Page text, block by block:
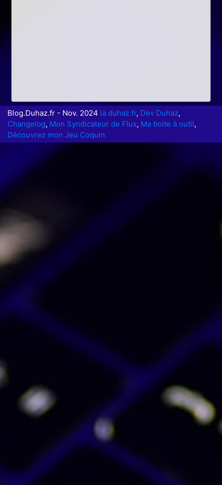
Blog.Duhaz.fr - Nov. 2024 ia.duhaz.fr, Dev Duhaz,
Changelog, Mon Syndicateur de Flux, Ma boite à outil,
Découvrez mon Jeu Coquin